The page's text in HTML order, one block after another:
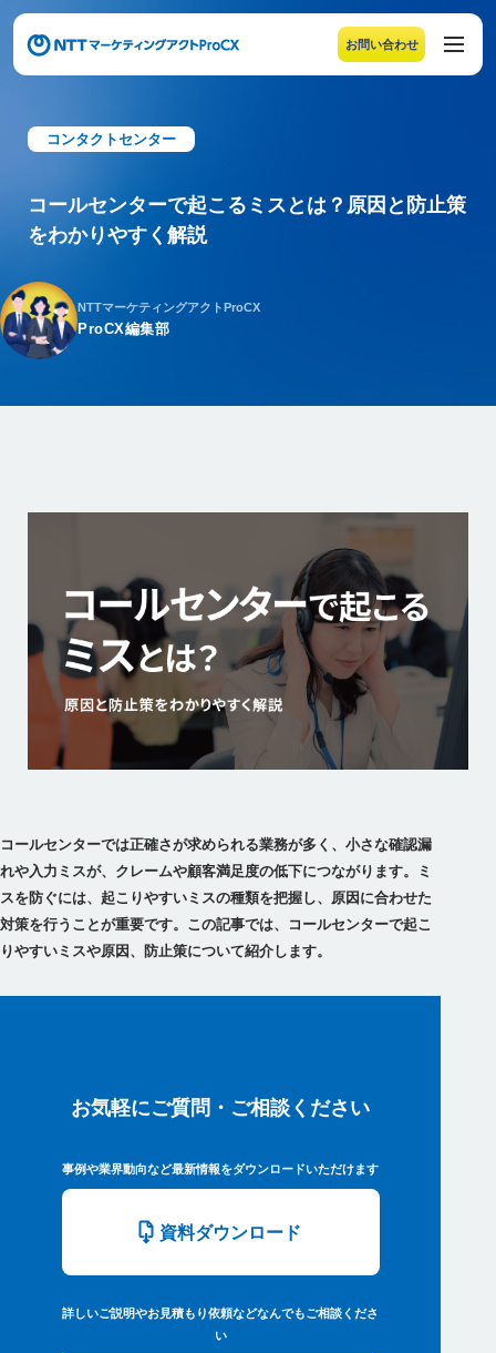
お問い合わせ
メニューの末尾です。Escape キーでメニューを閉じるこ
コンタクトセンター
コールセンターで起こるミスとは？原因と防止策
をわかりやすく解説
NTTマーケティングアクトProCX
ProCX編集部
コールセンターでは正確さが求められる業務が多く、小さな確認漏
れや入力ミスが、クレームや顧客満足度の低下につながります。ミ
スを防ぐには、起こりやすいミスの種類を把握し、原因に合わせた
対策を行うことが重要です。この記事では、コールセンターで起こ
りやすいミスや原因、防止策について紹介します。
お気軽にご質問・ご相談ください
事例や業界動向など最新情報をダウンロードいただけます
資料ダウンロード
詳しいご説明やお見積もり依頼などなんでもご相談くださ
い